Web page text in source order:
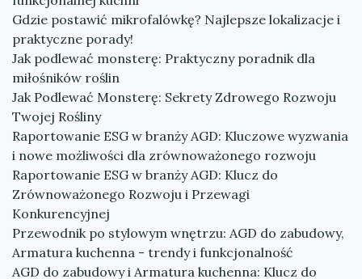
Gdzie postawić mikrofalówkę? Najlepsze lokalizacje i
praktyczne porady!
Jak podlewać monsterę: Praktyczny poradnik dla
miłośników roślin
Jak Podlewać Monsterę: Sekrety Zdrowego Rozwoju
Twojej Rośliny
Raportowanie ESG w branży AGD: Kluczowe wyzwania
i nowe możliwości dla zrównoważonego rozwoju
Raportowanie ESG w branży AGD: Klucz do
Zrównoważonego Rozwoju i Przewagi
Konkurencyjnej
Przewodnik po stylowym wnętrzu: AGD do zabudowy,
Armatura kuchenna - trendy i funkcjonalność
AGD do zabudowy i Armatura kuchenna: Klucz do